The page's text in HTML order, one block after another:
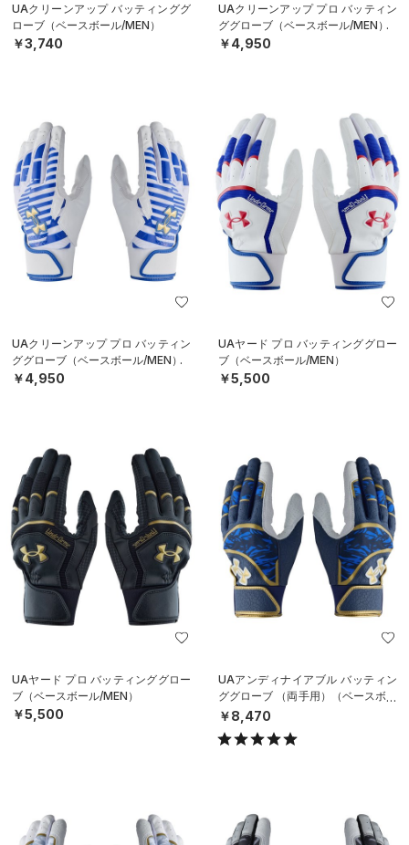
UAクリーンアップ バッティンググ
ローブ（ベースボール/MEN）
￥3,740
UAクリーンアップ プロ バッティン
ググローブ（ベースボール/MEN）
￥4,950
UAクリーンアップ プロ バッティン
ググローブ（ベースボール/MEN）
￥4,950
UAヤード プロ バッティンググロー
ブ（ベースボール/MEN）
￥5,500
UAヤード プロ バッティンググロー
ブ（ベースボール/MEN）
￥5,500
UAアンディナイアブル バッティン
ググローブ （両手用）（ベースボー
ル/MEN）
￥8,470